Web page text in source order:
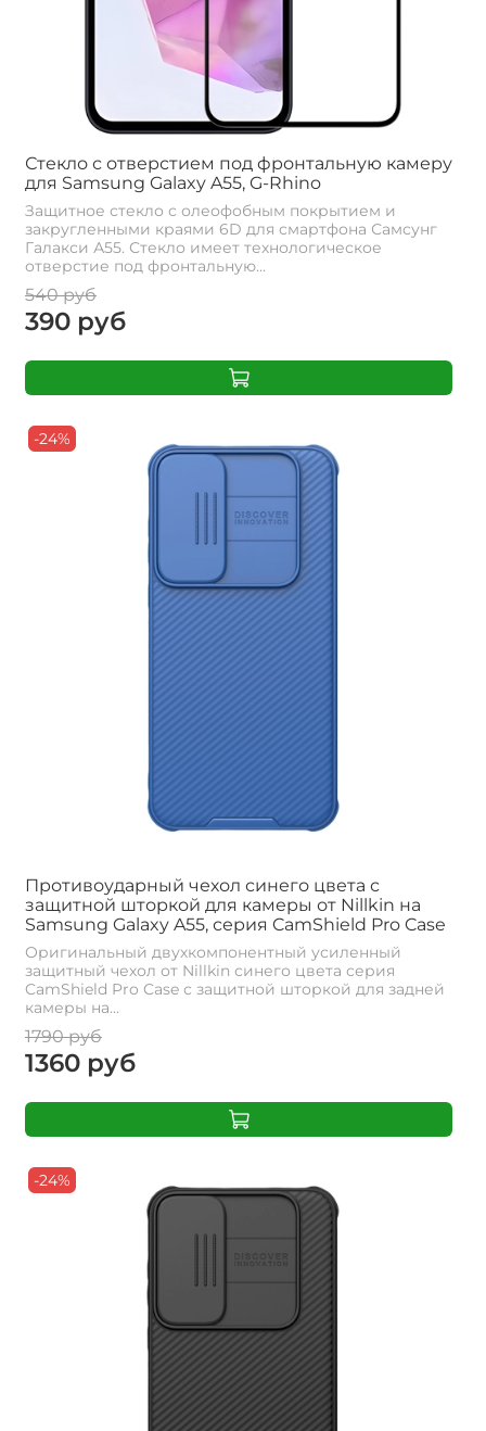
Стекло с отверстием под фронтальную камеру
для Samsung Galaxy A55, G-Rhino
Защитное стекло с олеофобным покрытием и
закругленными краями 6D для смартфона Самсунг
Галакси А55. Стекло имеет технологическое
отверстие под фронтальную...
540 руб
390 руб
-24%
Противоударный чехол синего цвета с
защитной шторкой для камеры от Nillkin на
Samsung Galaxy A55, серия CamShield Pro Case
Оригинальный двухкомпонентный усиленный
защитный чехол от Nillkin синего цвета серия
CamShield Pro Case с защитной шторкой для задней
камеры на...
1790 руб
1360 руб
-24%